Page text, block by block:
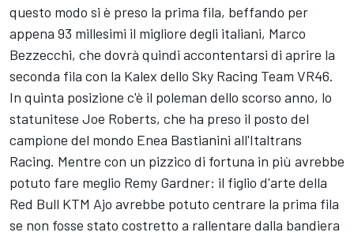
questo modo si è preso la prima fila, beffando per
appena 93 millesimi il migliore degli italiani, Marco
Bezzecchi, che dovrà quindi accontentarsi di aprire la
seconda fila con la Kalex dello Sky Racing Team VR46.
In quinta posizione c'è il poleman dello scorso anno, lo
statunitese Joe Roberts, che ha preso il posto del
campione del mondo Enea Bastianini all'Italtrans
Racing. Mentre con un pizzico di fortuna in più avrebbe
potuto fare meglio Remy Gardner: il figlio d'arte della
Red Bull KTM Ajo avrebbe potuto centrare la prima fila
se non fosse stato costretto a rallentare dalla bandiera